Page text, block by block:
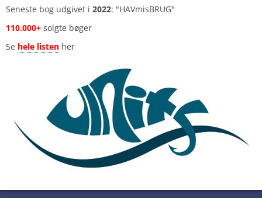
Seneste bog udgivet i 2022: "HAVmisBRUG"
110.000+ solgte bøger
Se hele listen her